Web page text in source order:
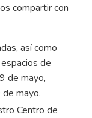
compartir con
así como
de
de mayo,
mayo.
Centro de